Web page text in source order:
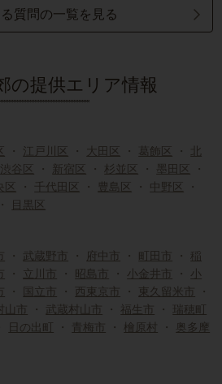
質問の一覧を見る
の提供エリア情報
・ 江戸川区 ・ 大田区 ・ 葛飾区 ・
北
渋谷区 ・ 新宿区 ・杉並区 ・ 墨田区
・
区 ・ 千代田区 ・ 豊島区 ・ 中野区
・
・ 目黒区
・ 武蔵野市 ・ 府中市 ・ 町田市 ・ 稲
・ 立川市 ・ 昭島市 ・ 小金井市 ・ 小
・ 国立市 ・ 西東京市 ・ 東久留米市
・
市 ・ 武蔵村山市 ・ 福生市 ・
瑞穂町
日の出町 ・ 青梅市 ・ 檜原村 ・
奥多摩